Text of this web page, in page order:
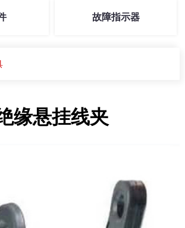
故障指示器
缘悬挂线夹